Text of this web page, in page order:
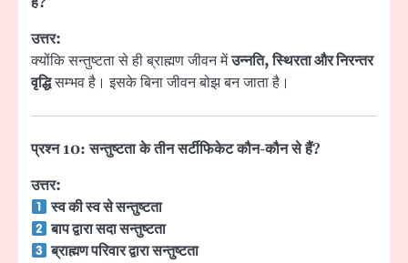
उत्तर:
क्योंकि सन्तुष्टता से ही ब्राह्मण जीवन मेंउन्नति, स्थिरता और निरन्तर
वृद्धिसम्भव है। इसके बिना जीवन बोझ बन जाता है।
प्रश्न 10: सन्तुष्टता के तीन सर्टीफिकेट कौन-कौन से हैं?
उत्तर:
स्व की स्व से सन्तुष्टता
बाप द्वारा सदा सन्तुष्टता
ब्राह्मण परिवार द्वारा सन्तुष्टता